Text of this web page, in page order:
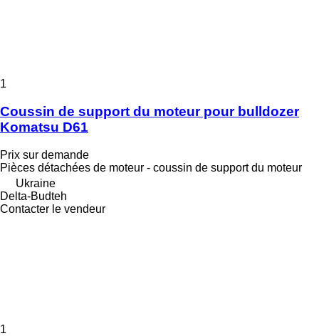
1
Coussin de support du moteur pour bulldozer
Komatsu D61
Prix sur demande
Pièces détachées de moteur - coussin de support du moteur
Ukraine
Delta-Budteh
Contacter le vendeur
1